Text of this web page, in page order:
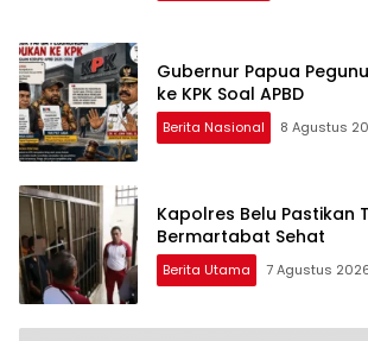
Gubernur Papua
ke KPK Soal APBD
Berita Nasional 8 Agustus
Kapolres Belu Pastikan
Bermartabat Sehat
Berita Utama 7 Agustus